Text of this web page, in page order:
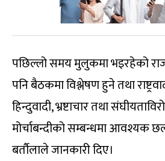
पछिल्लो समय मुलुकमा भइरहेको
पनि बैठकमा विश्लेषण हुने तथा
हिन्दुवादी, भ्रष्टाचार तथा
मोर्चाबन्दीको सम्बन्धमा आवश्यक
बर्तौलाले जानकारी दिए।